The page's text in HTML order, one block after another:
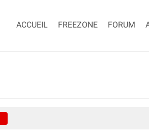
ACCUEIL FREEZONE FORUM